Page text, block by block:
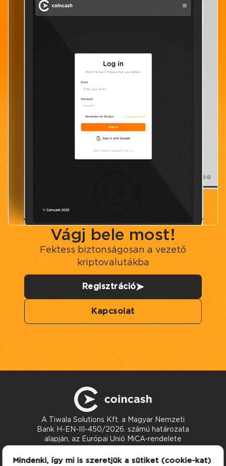
Vágj bele most!
Fektess biztonságosan a vezető
kriptovalutákba
Regisztráció
Kapcsolat
A Tiwala Solutions Kft. a Magyar Nemzeti
Bank H-EN-III-450/2026. számú határozata
alapján, az Európai Unió MiCA-rendelete
szerint nyújt kriptoeszköz-szolgáltatásokat.
Kapcsolat
Mindenki, így mi is szeretjük a sütiket (cookie-kat)